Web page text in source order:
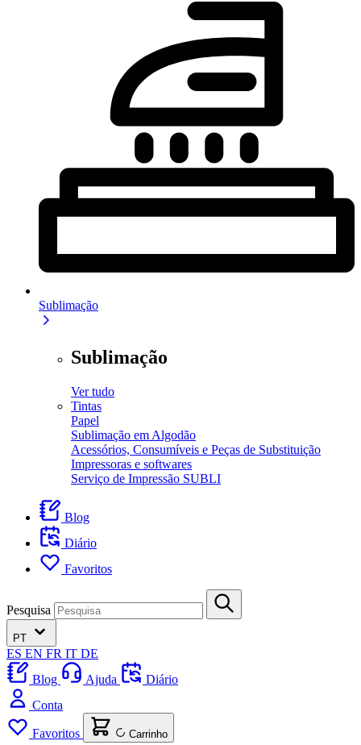
Sublimação
Sublimação
Ver tudo
Tintas
Papel
Sublimação em Algodão
Acessórios, Consumíveis e Peças de Substituição
Impressoras e softwares
Serviço de Impressão SUBLI
Blog
Diário
Favoritos
Pesquisa
PT
ES EN FR IT DE
Blog
Ajuda
Diário
Conta
Favoritos Carrinho